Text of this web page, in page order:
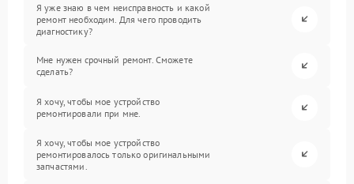
Я уже знаю в чем неисправность и какой
ремонт необходим. Для чего проводить
диагностику?
Мне нужен срочный ремонт. Сможете
сделать?
Я хочу, чтобы мое устройство
ремонтировали при мне.
Я хочу, чтобы мое устройство
ремонтировалось только оригинальными
запчастями.